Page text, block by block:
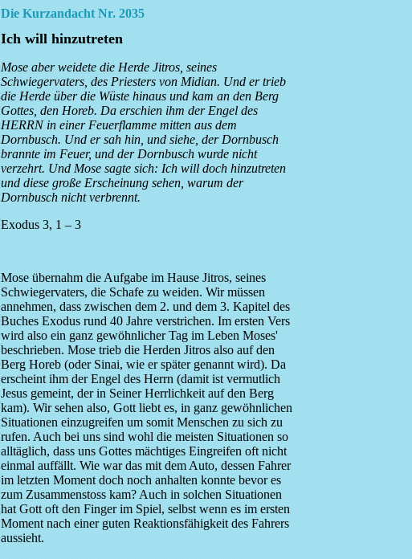
Die Kurzandacht Nr. 2035
Ich will hinzutreten
Mose aber weidete die Herde Jitros, seines
Schwiegervaters, des Priesters von Midian. Und er trieb
die Herde über die Wüste hinaus und kam an den Berg
Gottes, den Horeb. Da erschien ihm der Engel des
HERRN in einer Feuerflamme mitten aus dem
Dornbusch. Und er sah hin, und siehe, der Dornbusch
brannte im Feuer, und der Dornbusch wurde nicht
verzehrt. Und Mose sagte sich: Ich will doch hinzutreten
und diese große Erscheinung sehen, warum der
Dornbusch nicht verbrennt.
Exodus 3, 1 – 3
Mose übernahm die Aufgabe im Hause Jitros, seines
Schwiegervaters, die Schafe zu weiden. Wir müssen
annehmen, dass zwischen dem 2. und dem 3. Kapitel des
Buches Exodus rund 40 Jahre verstrichen. Im ersten Vers
wird also ein ganz gewöhnlicher Tag im Leben Moses'
beschrieben. Mose trieb die Herden Jitros also auf den
Berg Horeb (oder Sinai, wie er später genannt wird). Da
erscheint ihm der Engel des Herrn (damit ist vermutlich
Jesus gemeint, der in Seiner Herrlichkeit auf den Berg
kam). Wir sehen also, Gott liebt es, in ganz gewöhnlichen
Situationen einzugreifen um somit Menschen zu sich zu
rufen. Auch bei uns sind wohl die meisten Situationen so
alltäglich, dass uns Gottes mächtiges Eingreifen oft nicht
einmal auffällt. Wie war das mit dem Auto, dessen Fahrer
im letzten Moment doch noch anhalten konnte bevor es
zum Zusammenstoss kam? Auch in solchen Situationen
hat Gott oft den Finger im Spiel, selbst wenn es im ersten
Moment nach einer guten Reaktionsfähigkeit des Fahrers
aussieht.